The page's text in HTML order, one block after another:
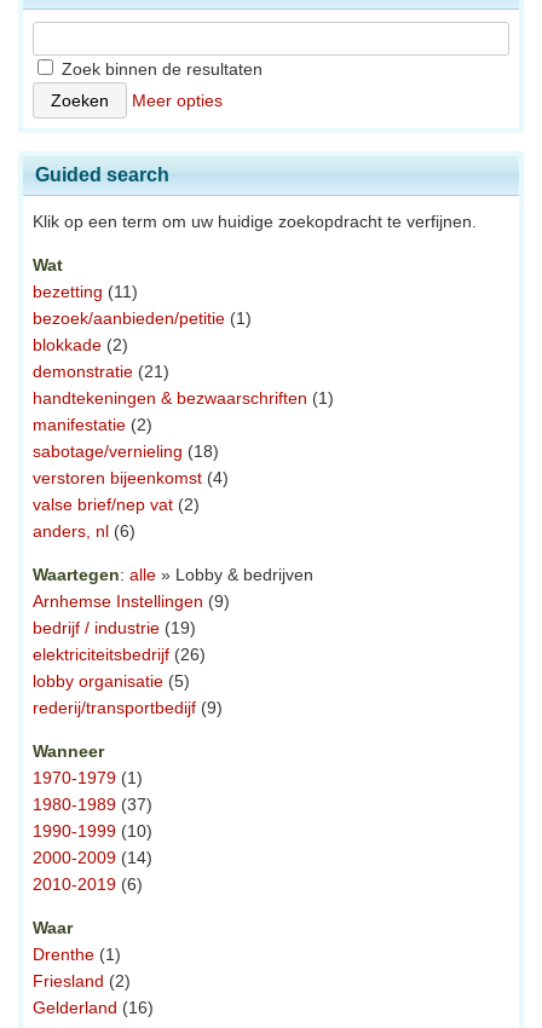
Zoek binnen de resultaten
Meer opties
Guided search
Klik op een term om uw huidige zoekopdracht te verfijnen.
Wat
bezetting (11)
bezoek/aanbieden/petitie (1)
blokkade (2)
demonstratie (21)
handtekeningen & bezwaarschriften (1)
manifestatie (2)
sabotage/vernieling (18)
verstoren bijeenkomst (4)
valse brief/nep vat (2)
anders, nl (6)
Waartegen: alle » Lobby & bedrijven
Arnhemse Instellingen (9)
bedrijf / industrie (19)
elektriciteitsbedrijf (26)
lobby organisatie (5)
rederij/transportbedijf (9)
Wanneer
1970-1979 (1)
1980-1989 (37)
1990-1999 (10)
2000-2009 (14)
2010-2019 (6)
Waar
Drenthe (1)
Friesland (2)
Gelderland (16)